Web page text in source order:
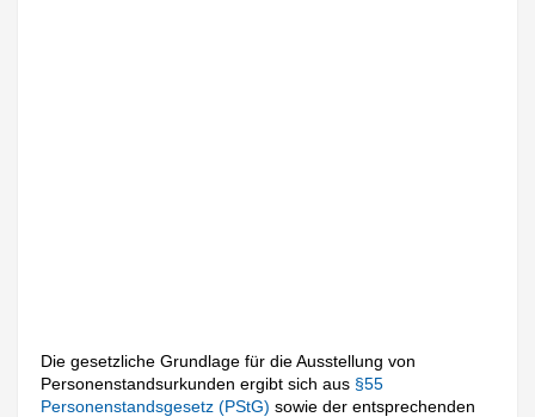
Die gesetzliche Grundlage für die Ausstellung von
Personenstandsurkunden ergibt sich aus §55
Personenstandsgesetz (PStG)sowie der entsprechenden